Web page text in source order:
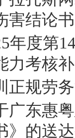
害结论
年度第
力考核
正规劳
广东惠
》的送